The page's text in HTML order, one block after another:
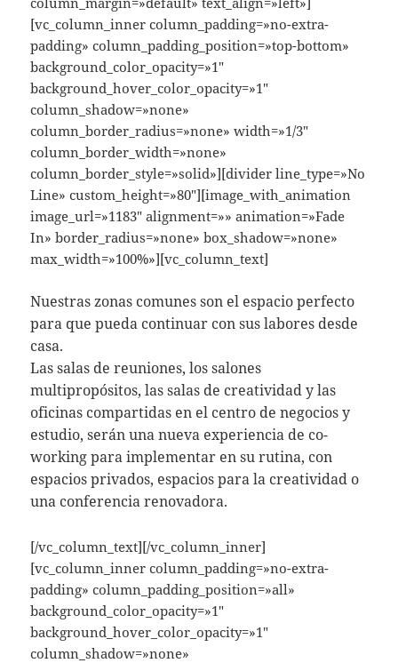
[vc_column_inner column_padding=»no-extra-
padding» column_padding_position=»top-bottom»
background_color_opacity=»1″
background_hover_color_opacity=»1″
column_shadow=»none»
column_border_radius=»none» width=»1/3″
column_border_width=»none»
column_border_style=»solid»][divider line_type=»No
Line» custom_height=»80″][image_with_animation
image_url=»1183″ alignment=»» animation=»Fade
In» border_radius=»none» box_shadow=»none»
max_width=»100%»][vc_column_text]
Nuestras zonas comunes son el espacio perfecto
para que pueda continuar con sus labores desde
casa.
Las salas de reuniones, los salones
multipropósitos, las salas de creatividad y las
oficinas compartidas en el centro de negocios y
estudio, serán una nueva experiencia de co-
working para implementar en su rutina, con
espacios privados, espacios para la creatividad o
una conferencia renovadora.
[/vc_column_text][/vc_column_inner]
[vc_column_inner column_padding=»no-extra-
padding» column_padding_position=»all»
background_color_opacity=»1″
background_hover_color_opacity=»1″
column_shadow=»none»